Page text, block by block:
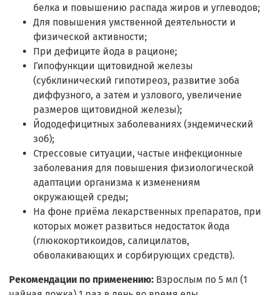
белка и повышению распада жиров и углеводов;
Для повышения умственной деятельности и
физической активности;
При дефиците йода в рационе;
Гипофункции щитовидной железы
(субклинический гипотиреоз, развитие зоба
диффузного, а затем и узлового, увеличение
размеров щитовидной железы);
Йододефицитных заболеваниях (эндемический
зоб);
Стрессовые ситуации, частые инфекционные
заболевания для повышения физиологической
адаптации организма к изменениям
окружающей среды;
На фоне приёма лекарственных препаратов, при
которых может развиться недостаток йода
(глюкокортикоидов, салицилатов,
обволакивающих и сорбирующих средств).
Рекомендации по применению: Взрослым по 5 мл (1